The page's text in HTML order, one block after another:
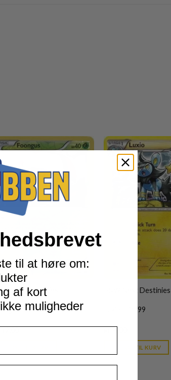
Next Destinies
- 8/99 - Reverse
Current
B&W Next Destinies
Luxio - 45/99
kr. 39,95.
TILFØJ TIL KURV
til at høre om:
af kort
muligheder